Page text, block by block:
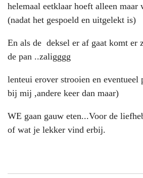
helemaal eetklaar hoeft alleen maar
(nadat het gespoeld en uitgelekt is)
En als de deksel er af gaat komt er
de pan ..zaligggg
lenteui erover strooien en
bij mij ,andere keer dan maar)
WE gaan gauw eten...Voor de
of wat je lekker vind erbij.